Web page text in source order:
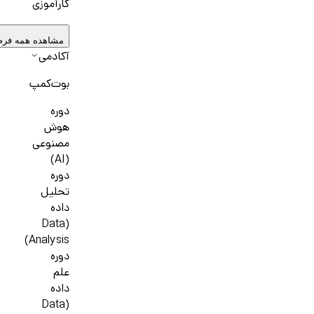
کارآموزی
مشاهده همه
آکادمی
بوت‌کمپ
دوره
هوش
مصنوعی
(AI)
دوره
تحلیل
داده
(Data
Analysis)
دوره
علم
داده
(Data